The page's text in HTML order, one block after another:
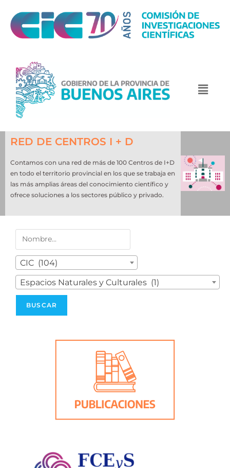
RED DE CENTROS I + D
Contamos con una red de más de 100 Centros de I+D
en todo el territorio provincial en los que se trabaja en
las más amplias áreas del conocimiento científico y
ofrece soluciones a los sectores público y privado.
CIC (104)
Espacios Naturales y Culturales (1)